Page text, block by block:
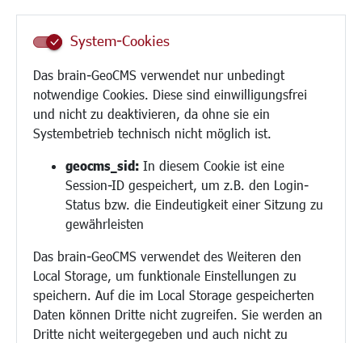
System-Cookies
Das brain-GeoCMS verwendet nur unbedingt
notwendige Cookies. Diese sind einwilligungsfrei
und nicht zu deaktivieren, da ohne sie ein
Systembetrieb technisch nicht möglich ist.
geocms_sid: In diesem Cookie ist eine
Session-ID gespeichert, um z.B. den Login-
Status bzw. die Eindeutigkeit einer Sitzung zu
gewährleisten
Das brain-GeoCMS verwendet des Weiteren den
Local Storage, um funktionale Einstellungen zu
speichern. Auf die im Local Storage gespeicherten
Daten können Dritte nicht zugreifen. Sie werden an
Dritte nicht weitergegeben und auch nicht zu
Schule
Demokratie leben
Ukrainehilfe
Hilfe für Geflüchtete
Religion
Bauen/Umwelt/Mobilität
Bebauungsplanung
Verkehr/Mobilität
Glasfaserausbau
Aktuelle Baustellen
Paddelteich
CINDY S